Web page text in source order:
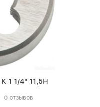
1 1/4" 11,5Н
0 отзывов